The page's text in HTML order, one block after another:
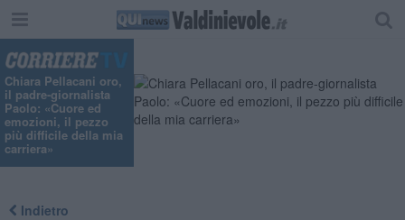
Chiara Pellacani oro,
il padre-giornalista
Paolo: «Cuore ed
emozioni, il pezzo
più difficile della mia
carriera»
Indietro